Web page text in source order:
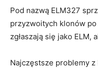
Pod nazwą ELM327
przyzwoitych klonów po
zgłaszają się jako ELM,
Najczęstsze problemy